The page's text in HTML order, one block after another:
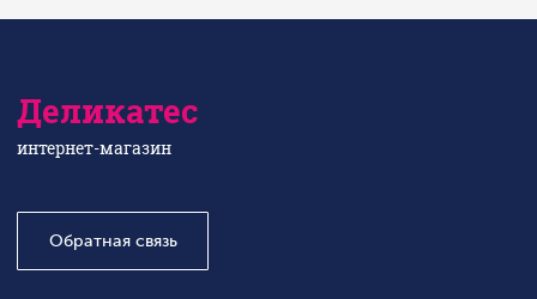
Деликатес
интернет-магазин
Обратная связь